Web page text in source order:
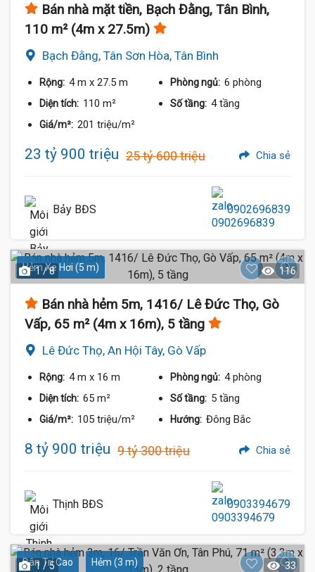
Bán nhà mặt tiền, Bạch Đằng, Tân Bình,
110 m² (4m x 27.5m)
Bạch Đằng, Tân Sơn Hòa, Tân Bình
Rộng: 4 m x 27.5 m Phòng ngủ: 6 phòng
Diện tích: 110 m² Số tầng: 4 tầng
Giá/m²: 201 triệu/m²
23 tỷ 900 triệu 25 tỷ 600 triệu Chia sẻ
Bảy BĐS 0902696839
Hẻm Xe Hơi (5 m)
1 / 8 116
Bán nhà hẻm 5m, 1416/ Lê Đức Thọ, Gò
Vấp, 65 m² (4m x 16m), 5 tầng
Lê Đức Thọ, An Hội Tây, Gò Vấp
Rộng: 4 m x 16 m Phòng ngủ: 4 phòng
Diện tích: 65 m² Số tầng: 5 tầng
Giá/m²: 105 triệu/m² Hướng: Đông Bắc
8 tỷ 900 triệu 9 tỷ 300 triệu Chia sẻ
Thịnh BĐS 0903394679
Dân Trí Cao Hẻm (3 m)
1 / 5 33